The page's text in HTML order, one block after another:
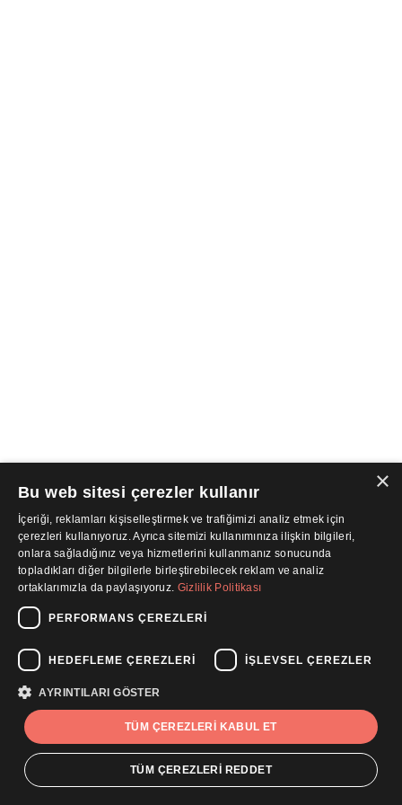
×
Bu web sitesi çerezler kullanır
İçeriği, reklamları kişiselleştirmek ve trafiğimizi analiz etmek için
çerezleri kullanıyoruz. Ayrıca sitemizi kullanımınıza ilişkin bilgileri,
onlara sağladığınız veya hizmetlerini kullanmanız sonucunda
topladıkları diğer bilgilerle birleştirebilecek reklam ve analiz
ortaklarımızla da paylaşıyoruz. Gizlilik Politikası
PERFORMANS ÇEREZLERI
HEDEFLEME ÇEREZLERI İŞLEVSEL ÇEREZLER
AYRINTILARI GÖSTER
TÜM ÇEREZLERI KABUL ET
TÜM ÇEREZLERI REDDET